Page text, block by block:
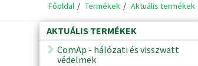
Főoldal Termékek Aktuális termékek
AKTUÁLIS TERMÉKEK
ComAp - hálózati és visszwatt
védelmek